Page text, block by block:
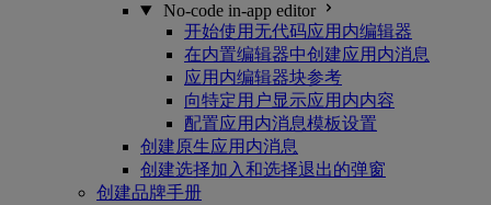
No-code in-app editor
开始使用无代码应用内编辑器
在内置编辑器中创建应用内消息
应用内编辑器块参考
向特定用户显示应用内内容
配置应用内消息模板设置
创建原生应用内消息
创建选择加入和选择退出的弹窗
创建品牌手册